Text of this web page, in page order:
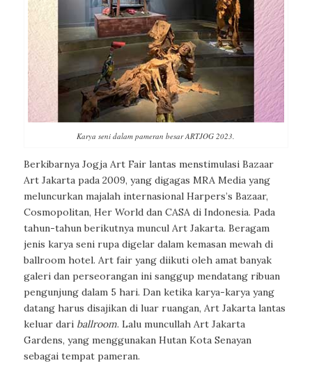
Karya seni dalam pameran besar ARTJOG 2023.
Berkibarnya Jogja Art Fair lantas menstimulasi Bazaar
Art Jakarta pada 2009, yang digagas MRA Media yang
meluncurkan majalah internasional Harpers’s Bazaar,
Cosmopolitan, Her World dan CASA di Indonesia. Pada
tahun-tahun berikutnya muncul Art Jakarta. Beragam
jenis karya seni rupa digelar dalam kemasan mewah di
ballroom hotel. Art fairyang diikuti oleh amat banyak
galeri dan perseorangan ini sanggup mendatang ribuan
pengunjung dalam 5 hari. Dan ketika karya-karya yang
datang harus disajikan di luar ruangan, Art Jakarta lantas
keluar dari ballroom. Lalu muncullah Art Jakarta
Gardens, yang menggunakan Hutan Kota Senayan
sebagai tempat pameran.